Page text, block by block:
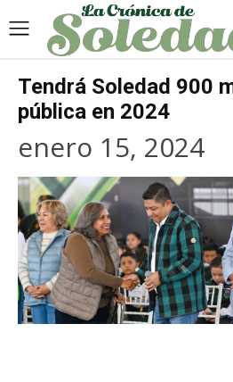
Tendrá Soledad 900
pública en 2024
enero 15, 2024